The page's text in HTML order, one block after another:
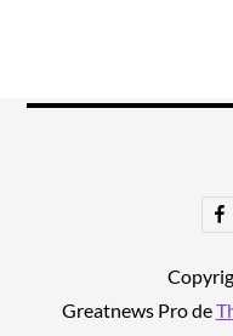
Greatnews Pro de